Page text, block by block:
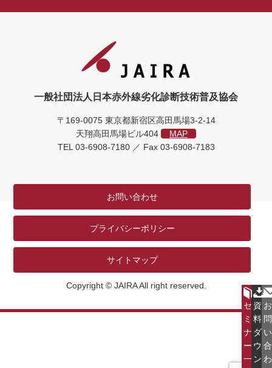
一般社団法人日本赤外線劣化診断技術普及協会
〒169-0075 東京都新宿区高田馬場3-2-14
天翔高田馬場ビル404
MAP
TEL 03-6908-7180 ／ Fax 03-6908-7183
お問い合わせ
プライバシーポリシー
サイトマップ
Copyright © JAIRA All right reserved.

セ
ミ
ナ
ー
一

資
料
ダ
ウ
ン
お
問
い
合
わ